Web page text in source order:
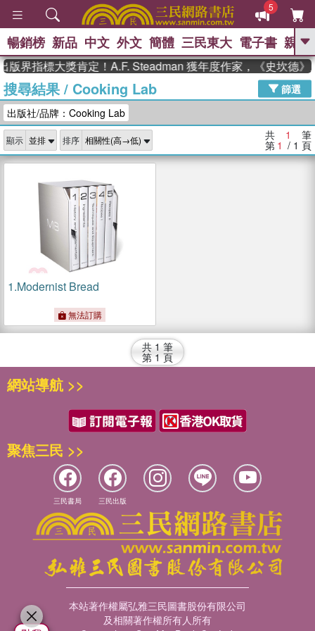
5
GO
熱搜： The Odyssey 、
父親節 、 如果歷史是一群喵 、 暑期
念華 、 台灣的李登輝時代 、 數學女
孩：黎曼猜想
偉大的迷走神經
暢銷榜 新品 中文 外文 簡體 三民東大 電子書 親子
版界指標大獎肯定！A.F. Steadman 獲年度作家，《史坎德》
搜尋結果/ Cooking Lab
篩選
出版社/品牌：Cooking Lab
顯示 排序 共 1 筆
第 1 / 1 頁
1.Modernist Bread
無法訂購
共 1 筆
第 1 頁
網站導航 >>
聚焦三民 >>
三民書局 三民出版
本站著作權屬弘雅三民圖書股份有限公司
及相關著作權所有人所有